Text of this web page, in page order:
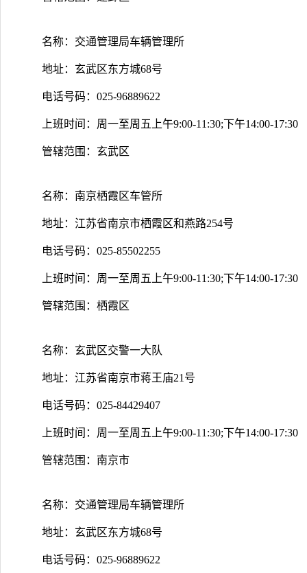
名称：交通管理局车辆管理所
地址：玄武区东方城68号
电话号码：025-96889622
上班时间：周一至周五上午9:00-11:30;下午14:00-17:30
管辖范围：玄武区
名称：南京栖霞区车管所
地址：江苏省南京市栖霞区和燕路254号
电话号码：025-85502255
上班时间：周一至周五上午9:00-11:30;下午14:00-17:30
管辖范围：栖霞区
名称：玄武区交警一大队
地址：江苏省南京市蒋王庙21号
电话号码：025-84429407
上班时间：周一至周五上午9:00-11:30;下午14:00-17:30
管辖范围：南京市
名称：交通管理局车辆管理所
地址：玄武区东方城68号
电话号码：025-96889622